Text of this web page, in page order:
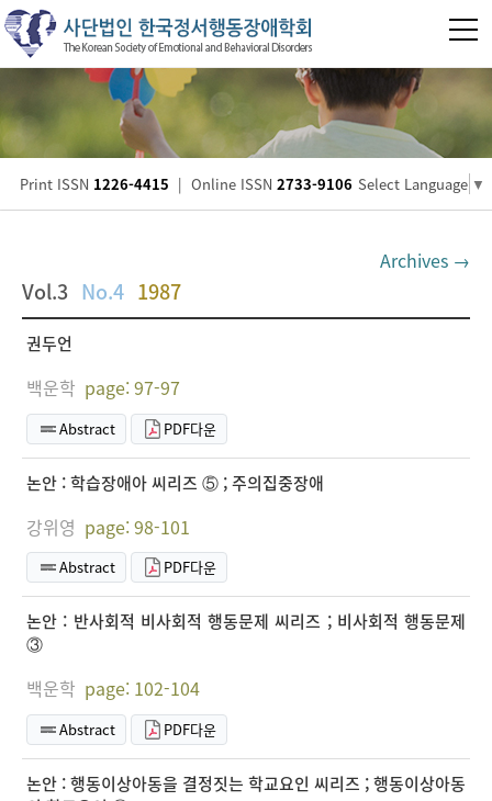
Print ISSN 1226-4415 | Online ISSN 2733-9106 Select Language ▼
Archives →
Vol.3 No.4 1987
권두언
백운학 page: 97-97
Abstract PDF다운
논안 : 학습장애아 씨리즈 ⑤ ; 주의집중장애
강위영 page: 98-101
Abstract PDF다운
논안 : 반사회적 비사회적 행동문제 씨리즈 ; 비사회적 행동문제
③
백운학 page: 102-104
Abstract PDF다운
논안 : 행동이상아동을 결정짓는 학교요인 씨리즈 ; 행동이상아동